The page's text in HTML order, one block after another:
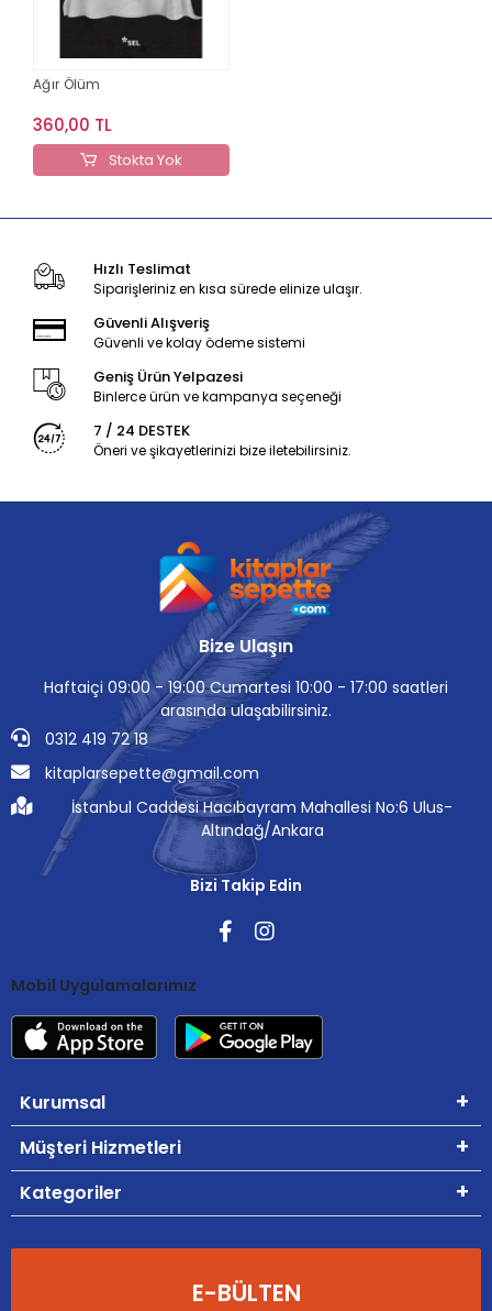
Ağır Ölüm
360,00 TL
Stokta Yok
Hızlı Teslimat
Siparişleriniz en kısa sürede elinize ulaşır.
Güvenli Alışveriş
Güvenli ve kolay ödeme sistemi
Geniş Ürün Yelpazesi
Binlerce ürün ve kampanya seçeneği
7 / 24 DESTEK
Öneri ve şikayetlerinizi bize iletebilirsiniz.
Bize Ulaşın
Haftaiçi 09:00 - 19:00 Cumartesi 10:00 - 17:00 saatleri
arasında ulaşabilirsiniz.
0312 419 72 18
kitaplarsepette@gmail.com
İstanbul Caddesi Hacıbayram Mahallesi No:6 Ulus-
Altındağ/Ankara
Bizi Takip Edin
Mobil Uygulamalarımız
Kurumsal
Müşteri Hizmetleri
Kategoriler
E-BÜLTEN